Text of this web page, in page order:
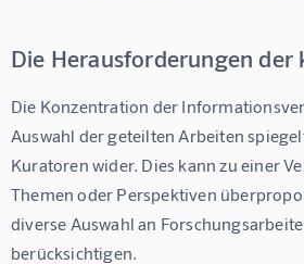
Die Herausforderungen
Die Konzentration der
Auswahl der geteilten Arbeiten
Kuratoren wider. Dies kann zu einer
Themen oder Perspektiven
diverse Auswahl an
berücksichtigen.